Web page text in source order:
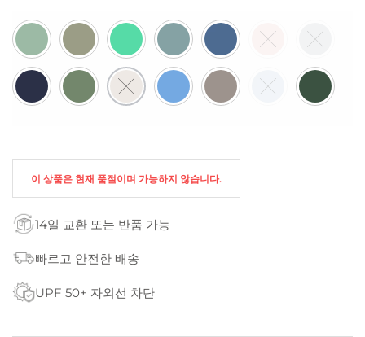
이 상품은 현재 품절이며 가능하지 않습니다.
14일 교환 또는 반품 가능
빠르고 안전한 배송
UPF 50+ 자외선 차단